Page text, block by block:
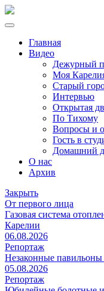
Главная
Видео
Дежурный
Моя
Старый
Интервью
Открытая
По Тихому
Вопросы и
Гость в
Домашний
О нас
Архив
Закрыть
От первого лица
Газовая система
Карелии
06.08.2026
Репортаж
Незаконные павильоны
05.08.2026
Репортаж